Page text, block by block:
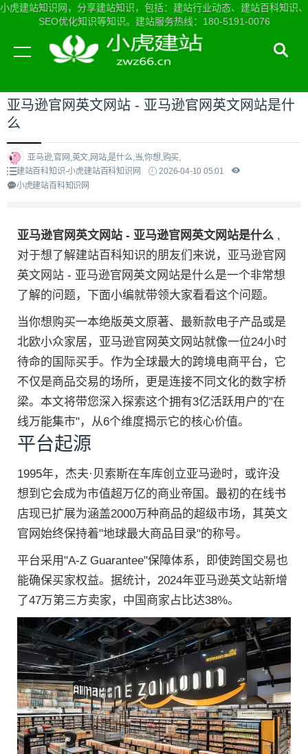
小虎建站知识网，分享建站知识，包括：建站行业动态、建站百科知识、
SEO优化知识等知识。建站服务热线：180-5191-0076
当前位置：小虎建站知识网首页>建站百科知识
亚马逊官网英文网站 - 亚马逊官网英文网站是什
么
亚马逊,官网,英文,网站,是什么,当,你想,购买,
建站百科知识-小虎建站百科知识网
2026-04-10 05:01
小虎建站百科知识网
亚马逊官网英文网站 - 亚马逊官网英文网站是什么 ,
对于想了解建站百科知识的朋友们来说，亚马逊官网
英文网站 - 亚马逊官网英文网站是什么是一个非常想
了解的问题，下面小编就带领大家看看这个问题。
当你想购买一本绝版英文原著、最新款电子产品或是
北欧小众家居，亚马逊官网英文网站就像一位24小时
待命的国际买手。作为全球最大的跨境电商平台，它
不仅是商品交易的场所，更是连接不同文化的数字桥
梁。本文将带您深入探索这个拥有3亿活跃用户的"在
线万能集市"，从6个维度揭示它的核心价值。
平台起源
1995年，杰夫·贝索斯在车库创立亚马逊时，或许没
想到它会成为市值超万亿的商业帝国。最初的在线书
店现已扩展为涵盖2000万种商品的超级市场，其英文
官网始终保持着"地球最大商品目录"的称号。
平台采用"A-Z Guarantee"保障体系，即使跨国交易也
能确保买家权益。据统计，2024年亚马逊英文站新增
了47万第三方卖家，中国商家占比达38%。